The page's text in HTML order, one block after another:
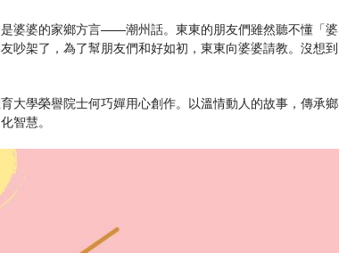
婆婆的家鄉方言——潮州話。東東的朋友們雖然聽不懂「婆
吵架了，為了幫朋友們和好如初，東東向婆婆請教。沒想到
大學榮譽院士何巧嬋用心創作。以溫情動人的故事，傳承鄉
智慧。